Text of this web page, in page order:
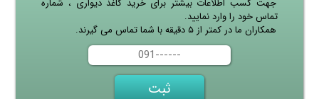
جهت کسب اطلاعات بیشتر برای خرید کاغذ دیواری ، شماره
تماس خود را وارد نمایید.
همکاران ما در کمتر از ۵ دقیقه با شما تماس می گیرند.